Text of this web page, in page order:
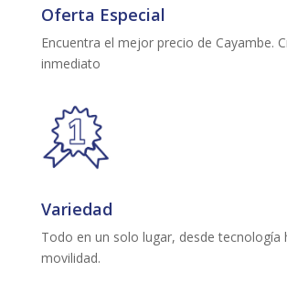
Oferta Especial
Encuentra el mejor precio de Cayambe.
inmediato
Variedad
Todo en un solo lugar, desde tecnología
movilidad.